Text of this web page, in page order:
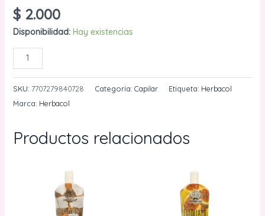
$2.000
Disponibilidad: Hay existencias
Shampoo
De
Café
Vita
mL
SKU: 7707279840728 Categoría: Capilar Etiqueta: Herbacol
Marca: Herbacol
Productos relacionados